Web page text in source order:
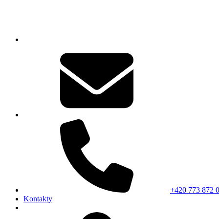
+420 773 872
Kontakty